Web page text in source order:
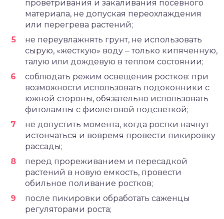
проветривания и закаливания посевного
материала, не допуская переохлаждения
или перегрева растений;
не переувлажнять грунт, не использовать
сырую, «жесткую» воду ‒ только кипяченную,
талую или дождевую в теплом состоянии;
соблюдать режим освещения ростков: при
возможности использовать подоконники с
южной стороны, обязательно использовать
фитолампы с фиолетовой подсветкой;
не допустить момента, когда ростки начнут
истончаться и вовремя провести пикировку
рассады;
перед прореживанием и пересадкой
растений в новую емкость, провести
обильное поливание ростков;
после пикировки обработать саженцы
регуляторами роста;